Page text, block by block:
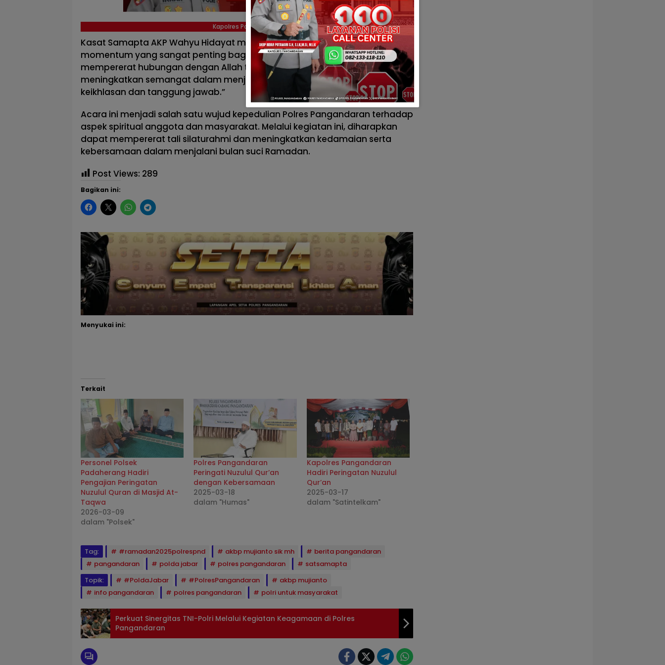
Kapolres Pangandaran
Kasat Samapta AKP Wahyu Hidayat menyampaikan, “Nuzulul Quran adalah
momentum yang sangat penting bagi umat Islam, tidak hanya untuk
mempererat hubungan dengan Allah tetapi juga untuk semakin
meningkatkan semangat dalam menjalankan tugas dengan penuh
keikhlasan dan tanggung jawab.”
Acara ini menjadi salah satu wujud kepedulian Polres Pangandaran terhadap
aspek spiritual anggota dan masyarakat. Melalui kegiatan ini, diharapkan
dapat mempererat tali silaturahmi dan meningkatkan kedamaian serta
kebersamaan dalam menjalani bulan suci Ramadan.
Post Views: 289
Bagikan ini:
Menyukai ini:
Terkait
Personel Polsek
Padaherang Hadiri
Pengajian Peringatan
Nuzulul Quran di Masjid At-
Taqwa
2026-03-09
dalam "Polsek"
Polres Pangandaran
Peringati Nuzulul Qur’an
dengan Kebersamaan
2025-03-18
dalam "Humas"
Kapolres Pangandaran
Hadiri Peringatan Nuzulul
Qur’an
2025-03-17
dalam "Satintelkam"
Tag: #ramadan2025polrespnd akbp mujianto sik mh
berita pangandaran
pangandaran
polda jabar polres pangandaran
satsamapta
Topik:
#PoldaJabar #PolresPangandaran
akbp mujianto
info pangandaran
polres pangandaran polri untuk masyarakat
Perkuat Sinergitas TNI-Polri Melalui Kegiatan Keagamaan di Polres
Pangandaran